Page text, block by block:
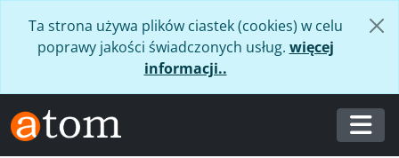
Ta strona używa plików ciastek (cookies) w celu
poprawy jakości świadczonych usług. więcej
informacji..